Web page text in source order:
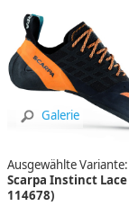
Galerie
Ausgewählte Variante:
Scarpa Instinct
114678)